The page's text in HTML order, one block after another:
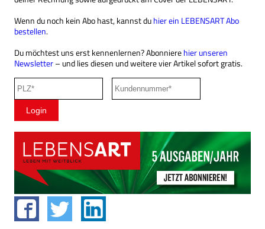
Wenn du noch kein Abo hast, kannst duhier ein LEBENSART Abo
bestellen.
Du möchtest uns erst kennenlernen? Abonnierehier unseren
Newsletter– und lies diesen und weitere vier Artikel sofort gratis.